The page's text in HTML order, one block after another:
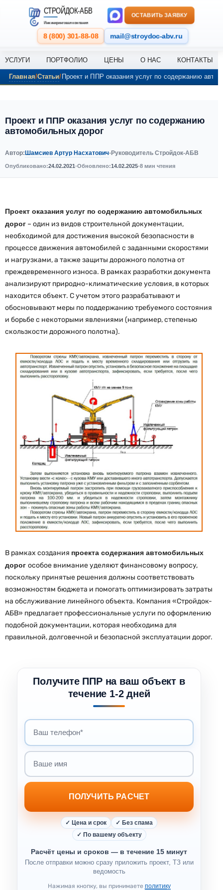
Перейти к содержанию
СТРОЙДОК-АБВ
Инжиниринговая компания
8 (800) 301-88-08 mail@stroydoc-abv.ru
ОСТАВИТЬ ЗАЯВКУ
УСЛУГИ ПОРТФОЛИО ЦЕНЫ О НАС КОНТАКТЫ
Главная Статьи Проект и ППР оказания услуг по содержанию
Проект и ППР оказания услуг по содержанию
автомобильных дорог
Автор:Шамсиев Артур Насхатович•Руководитель Стройдок-АБВ
Опубликовано:24.02.2021•Обновлено:14.02.2025•8 мин чтения
Проект оказания услуг по содержанию автомобильных
дорог – один из видов строительной документации,
необходимой для достижения высокой безопасности в
процессе движения автомобилей с заданными скоростями
и нагрузками, а также защиты дорожного полотна от
преждевременного износа. В рамках разработки документа
анализируют природно-климатические условия, в которых
находится объект. С учетом этого разрабатывают и
обосновывают меры по поддержанию требуемого состояния
и борьбе с некоторыми явлениями (например, степенью
скользкости дорожного полотна).
В рамках создания проекта содержания автомобильных
дорог особое внимание уделяют финансовому вопросу,
поскольку принятые решения должны соответствовать
возможностям бюджета и помогать оптимизировать затраты
на обслуживание линейного объекта. Компания «Стройдок-
АБВ» предлагает профессиональные услуги по оформлению
подобной документации, которая необходима для
правильной, долговечной и безопасной эксплуатации дорог.
Получите ППР на ваш объект в
течение 1-2 дней
Ваш телефон
Ваше имя
ПОЛУЧИТЬ РАСЧЕТ
✓ Цена и срок
✓ Без спама
✓ По вашему объекту
Расчёт цены и сроков — в течение 15 минут
После отправки можно сразу приложить проект, ТЗ или
ведомость
Нажимая кнопку, вы принимаете политику